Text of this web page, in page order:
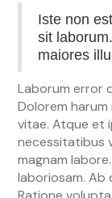
Iste non
sit
maiores
Laborum error
Dolorem
vitae. Atque et
necessitatibus
magnam
laboriosam. Ab